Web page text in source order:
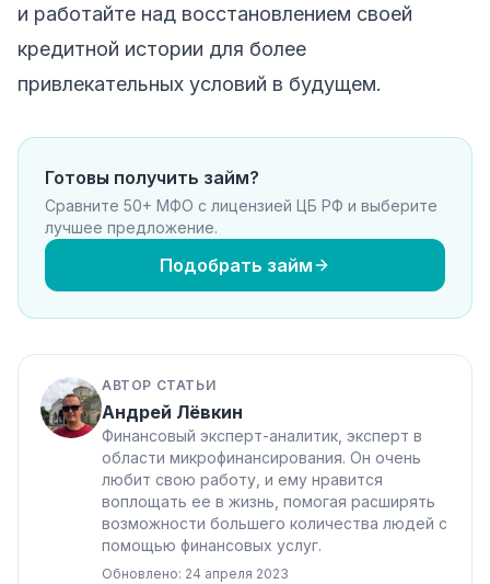
и работайте над восстановлением своей
кредитной истории для более
привлекательных условий в будущем.
Готовы получить займ?
Сравните 50+ МФО с лицензией ЦБ РФ и выберите
лучшее предложение.
Подобрать займ
АВТОР СТАТЬИ
Андрей Лёвкин
Финансовый эксперт-аналитик, эксперт в
области микрофинансирования. Он очень
любит свою работу, и ему нравится
воплощать ее в жизнь, помогая расширять
возможности большего количества людей с
помощью финансовых услуг.
Обновлено: 24 апреля 2023